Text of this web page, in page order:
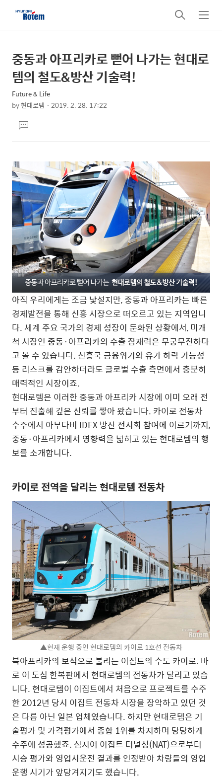
검
색
메
뉴
상
세
컨
텐
본
문
제
목
중동과 아프리카로 뻗어 나가는 현대로
템의 철도&방산 기술력!
Future & Life
by현대로템 2019. 2. 28. 17:22
문댓
글
아직 우리에게는 조금 낯설지만, 중동과 아프리카는 빠른
경제발전을 통해 신흥 시장으로 떠오르고 있는 지역입니
다. 세계 주요 국가의 경제 성장이 둔화된 상황에서, 미개
척 시장인 중동·아프리카의 수출 잠재력은 무궁무진하다
고 볼 수 있습니다. 신흥국 금융위기와 유가 하락 가능성
등 리스크를 감안하더라도 글로벌 수출 측면에서 충분히
매력적인 시장이죠.
현대로템은 이러한 중동과 아프리카 시장에 이미 오래 전
부터 진출해 깊은 신뢰를 쌓아 왔습니다. 카이로 전동차
수주에서 아부다비 IDEX 방산 전시회 참여에 이르기까지,
중동·아프리카에서 영향력을 넓히고 있는 현대로템의 행
보를 소개합니다.
카이로 전역을 달리는 현대로템 전동차
▲현재 운행 중인 현대로템의 카이로 1호선 전동차
북아프리카의 보석으로 불리는 이집트의 수도 카이로. 바
로 이 도심 한복판에서 현대로템의 전동차가 달리고 있습
니다. 현대로템이 이집트에서 처음으로 프로젝트를 수주
한 2012년 당시 이집트 전동차 시장을 장악하고 있던 것
은 다름 아닌 일본 업체였습니다. 하지만 현대로템은 기
술평가 및 가격평가에서 종합 1위를 차지하며 당당하게
수주에 성공했죠. 심지어 이집트 터널청(NAT)으로부터
시승 평가와 영업시운전 결과를 인정받아 차량들의 영업
운행 시기가 앞당겨지기도 했습니다.